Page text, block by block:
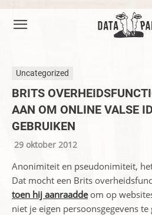
Uncategorized
BRITS
AAN OM ONLINE VALSE
GEBRUIKEN
29 oktober 2012
Anonimiteit en pseudonimiteit,
Dat mocht een Brits
toen hij aanraaddeom op
niet je eigen persoonsgegevens